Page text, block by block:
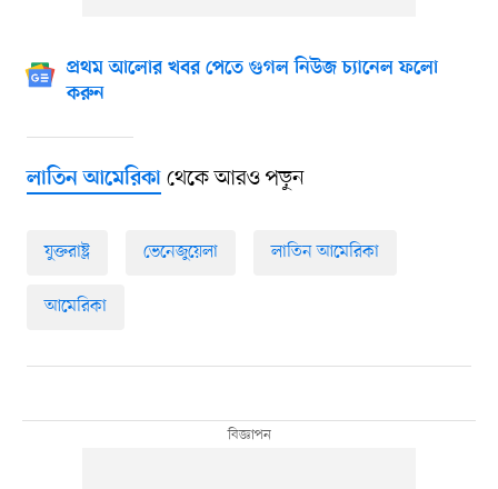
প্রথম আলোর খবর পেতে গুগল নিউজ চ্যানেল ফলো
করুন
লাতিন আমেরিকাথেকে আরও পড়ুন
যুক্তরাষ্ট্র ভেনেজুয়েলা লাতিন আমেরিকা
আমেরিকা